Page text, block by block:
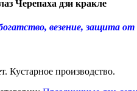
Черепаха дзи кракле
везение, защита
Кустарное производство.